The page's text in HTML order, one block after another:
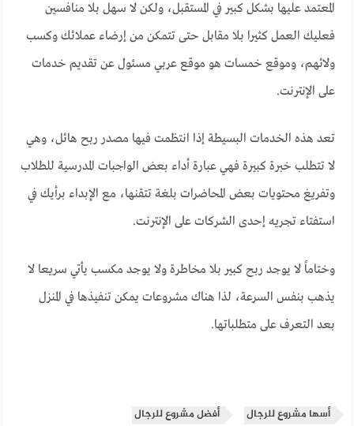
المعتمد عليها بشكل كبير في المستقبل، ولكن لا سهل بلا منافسين
فعليك العمل كثيرا بلا مقابل حتى تتمكن من إرضاء عملائك وكسب
ولائهم، وموقع خمسات هو موقع عربي مسئول عن تقديم خدمات
على الإنترنت.
تعد هذه الخدمات البسيطة إذا انتظمت فيها مصدر ربح هائل، وهي
لا تتطلب خبرة كبيرة فهي عبارة أداء بعض الواجبات المدرسية للطلاب
وتفريغ محتويات بعض المحاضرات بلغة تتقنها، مع الإبداء برأيك في
استفتاء تجريه إحدى الشركات على الإنترنت.
وختاماً لا يوجد ربح كبير بلا مخاطرة ولا يوجد مكسب يأتي سريعا لا
يذهب بنفس السرعة، لذا هناك مشروعات يمكن تنفيذها في المنزل
بعد التعرف على متطلباتها.
أسها مشروع للرجال
أفضل مشروع للرجال